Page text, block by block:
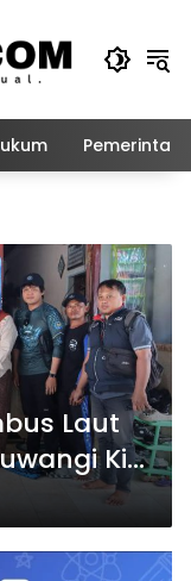
Laut
Kini
Laut